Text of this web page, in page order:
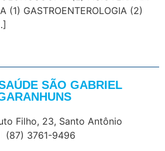
(1) GASTROENTEROLOGIA (2)
SÃO GABRIEL
Filho, 23, Santo Antônio
(87) 3761-9496